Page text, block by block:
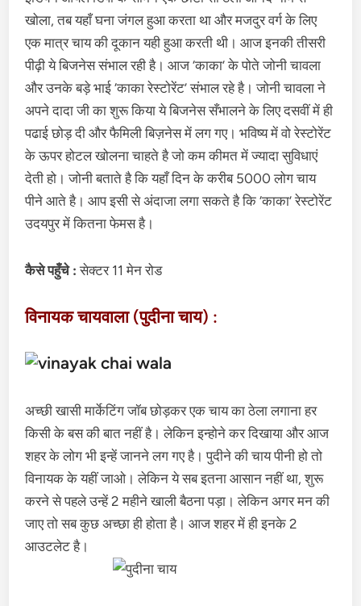
खोला, तब यहाँ घना जंगल हुआ करता था और मजदुर वर्ग के लिए
एक मात्र चाय की दूकान यही हुआ करती थी। आज इनकी तीसरी
पीढ़ी ये बिजनेस संभाल रही है। आज ‘काका’ के पोते जोनी चावला
और उनके बड़े भाई ‘काका रेस्टोरेंट’ संभाल रहे है। जोनी चावला ने
अपने दादा जी का शुरू किया ये बिजनेस सँभालने के लिए दसवीं में ही
पढाई छोड़ दी और फैमिली बिज़नेस में लग गए। भविष्य में वो रेस्टोरेंट
के ऊपर होटल खोलना चाहते है जो कम कीमत में ज्यादा सुविधाएं
देती हो। जोनी बताते है कि यहाँ दिन के करीब 5000 लोग चाय
पीने आते है। आप इसी से अंदाजा लगा सकते है कि ‘काका’ रेस्टोरेंट
उदयपुर में कितना फेमस है।
कैसे पहुँचे : सेक्टर 11 मेन रोड
विनायक चायवाला (पुदीना चाय) :
अच्छी खासी मार्केटिंग जॉब छोड़कर एक चाय का ठेला लगाना हर
किसी के बस की बात नहीं है। लेकिन इन्होने कर दिखाया और आज
शहर के लोग भी इन्हें जानने लग गए है। पुदीने की चाय पीनी हो तो
विनायक के यहीं जाओ। लेकिन ये सब इतना आसान नहीं था, शुरू
करने से पहले उन्हें 2 महीने खाली बैठना पड़ा। लेकिन अगर मन की
जाए तो सब कुछ अच्छा ही होता है। आज शहर में ही इनके 2
आउटलेट है।